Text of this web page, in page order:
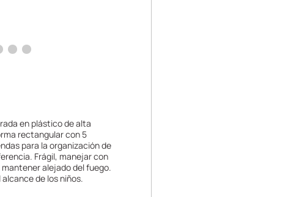
en plástico de alta
rectangular con 5
para la organización de
Frágil, manejar con
alejado del fuego.
de los niños.